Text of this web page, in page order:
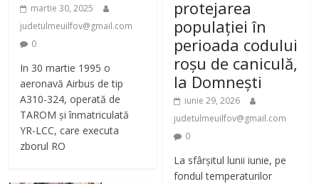
martie 30, 2025
judetulmeuilfov@gmail.com
0
In 30 martie 1995 o
aeronavă Airbus de tip
A310-324, operată de
TAROM şi înmatriculată
YR-LCC, care executa
zborul RO
protejarea
populației în
perioada codului
roșu de caniculă,
la Domnești
iunie 29, 2026
judetulmeuilfov@gmail.com
0
La sfârșitul lunii iunie, pe
fondul temperaturilor